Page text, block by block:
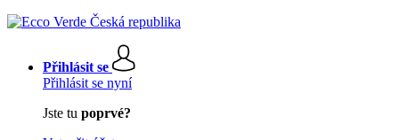
Přihlásit se
Přihlásit se nyní
Jste tu poprvé?